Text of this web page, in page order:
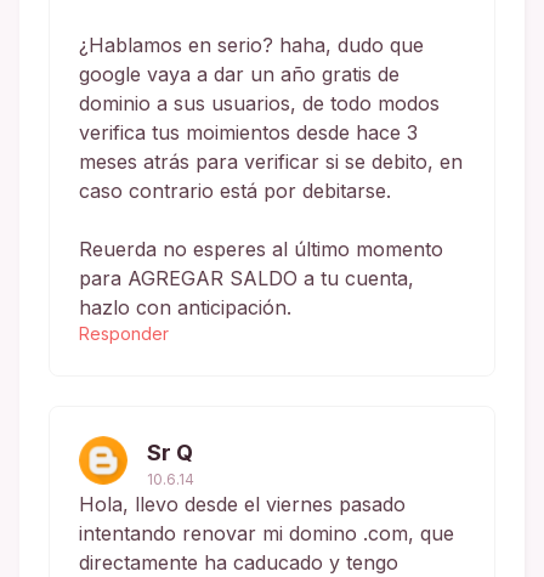
¿Hablamos en serio? haha, dudo que
google vaya a dar un año gratis de
dominio a sus usuarios, de todo modos
verifica tus moimientos desde hace 3
meses atrás para verificar si se debito, en
caso contrario está por debitarse.
Reuerda no esperes al último momento
para AGREGAR SALDO a tu cuenta,
hazlo con anticipación.
Responder
Sr Q
10.6.14
Hola, llevo desde el viernes pasado
intentando renovar mi domino .com, que
directamente ha caducado y tengo